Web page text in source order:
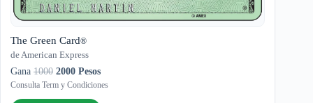
The Green Card®
de American Express
Gana 1000 2000 Pesos
Consulta Term y Condiciones